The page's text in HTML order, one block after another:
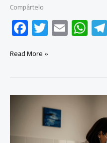
Compártelo
F
ac
e
b
o
ok
T
wi
er
E
m
W
h
s
A
p
p
Ayuso
económica
Gobierno
Read More »